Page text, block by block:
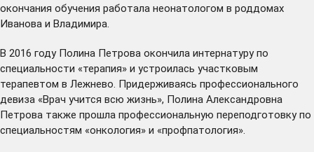
окончания обучения работала неонатологом в роддомах
Иванова и Владимира.
В 2016 году Полина Петрова окончила интернатуру по
специальности «терапия» и устроилась участковым
терапевтом в Лежнево. Придерживаясь профессионального
девиза «Врач учится всю жизнь», Полина Александровна
Петрова также прошла профессиональную переподготовку по
специальностям «онкология» и «профпатология».